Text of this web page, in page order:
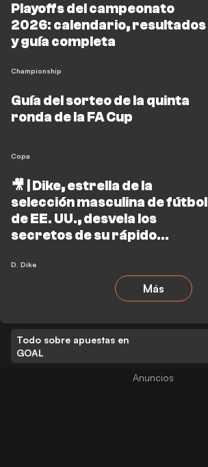
Playoffs del campeonato
2026: calendario, resultados
y guía completa
Championship
Guía del sorteo de la quinta
ronda de la FA Cup
Copa
🎥 | Dike, estrella de la
selección masculina de fútbol
de EE. UU., desvela los
secretos de su rápido
D. Dike
Más
Todo sobre apuestas en
GOAL